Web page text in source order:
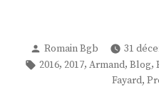
Publié
par
Romain Bgb 31
Étiquettes :
2016, 2017, Armand, Blog,
Fayard,